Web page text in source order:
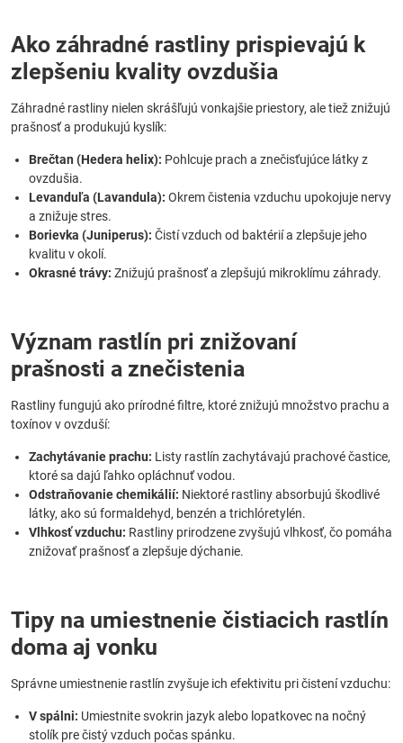
Ako záhradné rastliny prispievajú k
zlepšeniu kvality ovzdušia
Záhradné rastliny nielen skrášľujú vonkajšie priestory, ale tiež znižujú
prašnosť a produkujú kyslík:
Brečtan (Hedera helix): Pohlcuje prach a znečisťujúce látky z
ovzdušia.
Levanduľa (Lavandula): Okrem čistenia vzduchu upokojuje nervy
a znižuje stres.
Borievka (Juniperus): Čistí vzduch od baktérií a zlepšuje jeho
kvalitu v okolí.
Okrasné trávy: Znižujú prašnosť a zlepšujú mikroklímu záhrady.
Význam rastlín pri znižovaní
prašnosti a znečistenia
Rastliny fungujú ako prírodné filtre, ktoré znižujú množstvo prachu a
toxínov v ovzduší:
Zachytávanie prachu: Listy rastlín zachytávajú prachové častice,
ktoré sa dajú ľahko opláchnuť vodou.
Odstraňovanie chemikálií: Niektoré rastliny absorbujú škodlivé
látky, ako sú formaldehyd, benzén a trichlóretylén.
Vlhkosť vzduchu: Rastliny prirodzene zvyšujú vlhkosť, čo pomáha
znižovať prašnosť a zlepšuje dýchanie.
Tipy na umiestnenie čistiacich rastlín
doma aj vonku
Správne umiestnenie rastlín zvyšuje ich efektivitu pri čistení vzduchu:
V spálni: Umiestnite svokrin jazyk alebo lopatkovec na nočný
stolík pre čistý vzduch počas spánku.